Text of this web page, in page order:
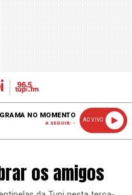
NO MOMENTO
A SEGUIR: -
AO VIVO
os amigos